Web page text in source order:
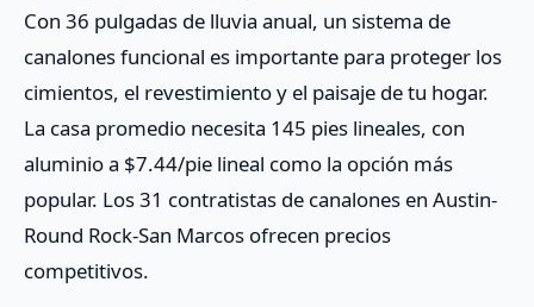
Con 36 pulgadas de lluvia anual, un sistema de
canalones funcional es importante para proteger los
cimientos, el revestimiento y el paisaje de tu hogar.
La casa promedio necesita 145 pies lineales, con
aluminio a $7.44/pie lineal como la opción más
popular. Los 31 contratistas de canalones en Austin-
Round Rock-San Marcos ofrecen precios
competitivos.